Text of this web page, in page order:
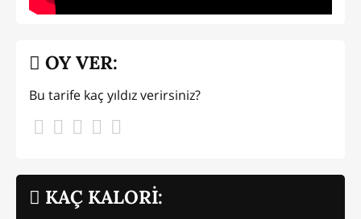
KAÇ KALORİ:
OY VER:
Bu tarife kaç yıldız verirsiniz?